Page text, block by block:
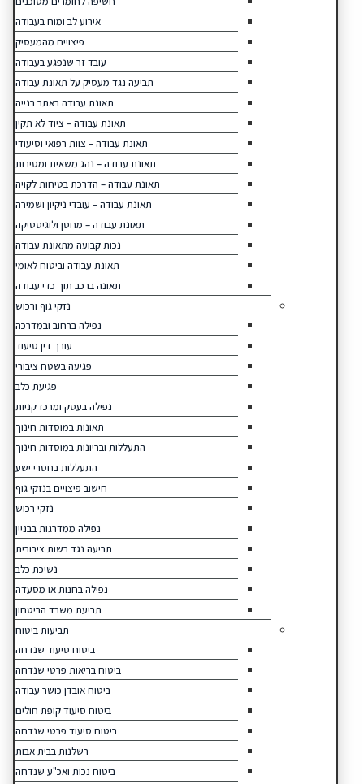
אירוע לב ומוח בעבודה
פיצויים מהמעסיק
עובד זר שנפגע בעבודה
תביעה נגד מעסיק על תאונת עבודה
תאונת עבודה באתר בנייה
תאונת עבודה – ציוד לא תקין
תאונת עבודה – צוות רפואי וסיעודי
תאונת עבודה – נהג משאית ומסירות
תאונת עבודה – הדרכת בטיחות לקויה
תאונת עבודה – עובדי ניקיון ושמירה
תאונת עבודה – מחסן ולוגיסטיקה
נכות קבועה מתאונת עבודה
תאונת עבודה וביטוח לאומי
תאונה ברכב תוך כדי עבודה
נזקי גוף ורכוש
נפילה ברחוב ובמדרכה
עורך דין סיעוד
פגיעה בשטח ציבורי
פגיעת כלב
נפילה בעסק ומרכז קניות
תאונות במוסדות חינוך
התעללות ובריונות במוסדות חינוך
התעללות בחסרי ישע
חישוב פיצויים בנזקי גוף
נזקי רכוש
נפילה ממדרגות בבניין
תביעה נגד רשות ציבורית
נשיכת כלב
נפילה בחנות או מסעדה
תביעת משרד הביטחון
תביעות ביטוח
ביטוח סיעוד שנדחה
ביטוח בריאות פרטי שנדחה
ביטוח אובדן כושר עבודה
ביטוח סיעוד קופת חולים
ביטוח סיעוד פרטי שנדחה
רשלנות בבית אבות
ביטוח נכות ואכ"ע שנדחה